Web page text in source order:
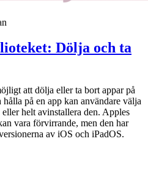
Dölja och ta
att dölja eller ta bort appar på
på en app kan användare välja
helt avinstallera den. Apples
vara förvirrande, men den har
av iOS och iPadOS.